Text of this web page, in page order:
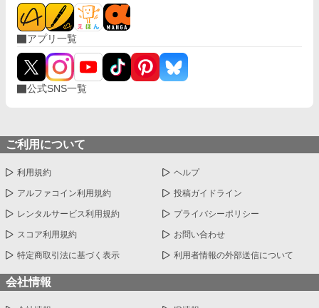
アプリ一覧
公式SNS一覧
ご利用について
利用規約 ヘルプ
アルファコイン利用規約 投稿ガイドライン
レンタルサービス利用規約 プライバシーポリシー
スコア利用規約 お問い合わせ
特定商取引法に基づく表示 利用者情報の外部送信について
会社情報